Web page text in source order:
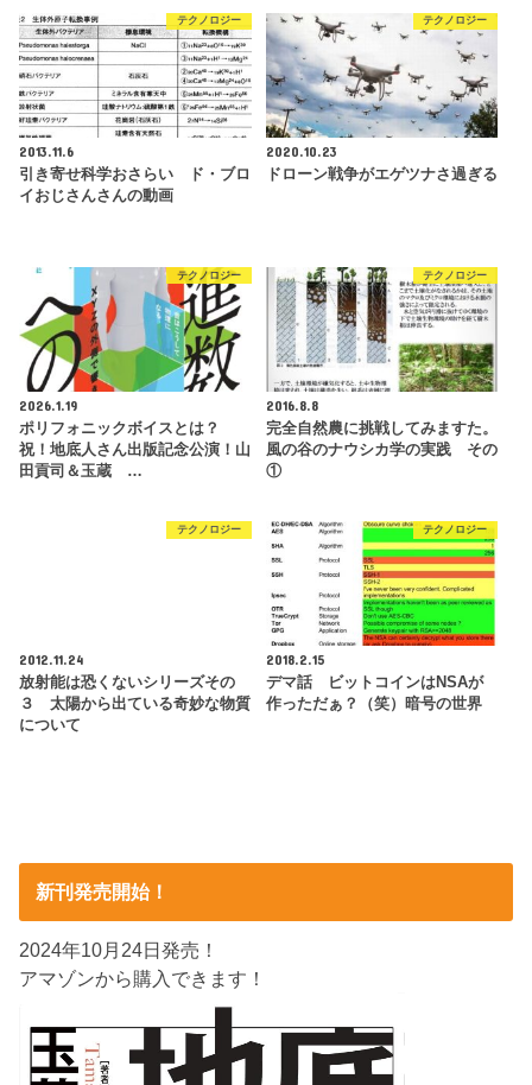
テクノロジー
2013.11.6
引き寄せ科学おさらい ド・ブロ
イおじさんさんの動画
テクノロジー
2020.10.23
ドローン戦争がエゲツナさ過ぎる
テクノロジー
2026.1.19
ポリフォニックボイスとは？
祝！地底人さん出版記念公演！山
田貢司＆玉蔵 …
テクノロジー
2016.8.8
完全自然農に挑戦してみますた。
風の谷のナウシカ学の実践 その
①
テクノロジー
2012.11.24
放射能は恐くないシリーズその
３ 太陽から出ている奇妙な物質
について
テクノロジー
2018.2.15
デマ話 ビットコインはNSAが
作っただぁ？（笑）暗号の世界
新刊発売開始！
2024年10月24日発売！
アマゾンから購入できます！